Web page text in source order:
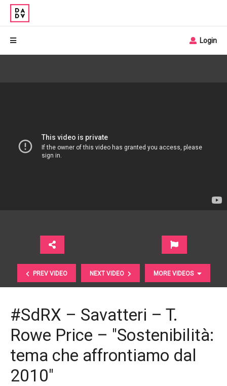
Login
PREV VIDEO NEXT VIDEO MORE VIDEOS
#SdRX – Savatteri – T.
Rowe Price – "Sostenibilità:
tema che affrontiamo dal
2010"